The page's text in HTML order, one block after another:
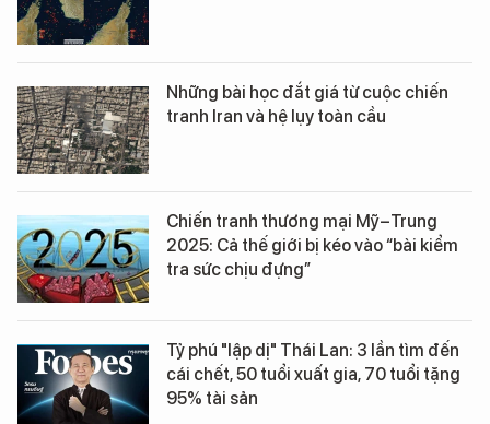
Những bài học đắt giá từ cuộc chiến
tranh Iran và hệ lụy toàn cầu
Chiến tranh thương mại Mỹ–Trung
2025: Cả thế giới bị kéo vào “bài kiểm
tra sức chịu đựng”
Tỷ phú "lập dị" Thái Lan: 3 lần tìm đến
cái chết, 50 tuổi xuất gia, 70 tuổi tặng
95% tài sản